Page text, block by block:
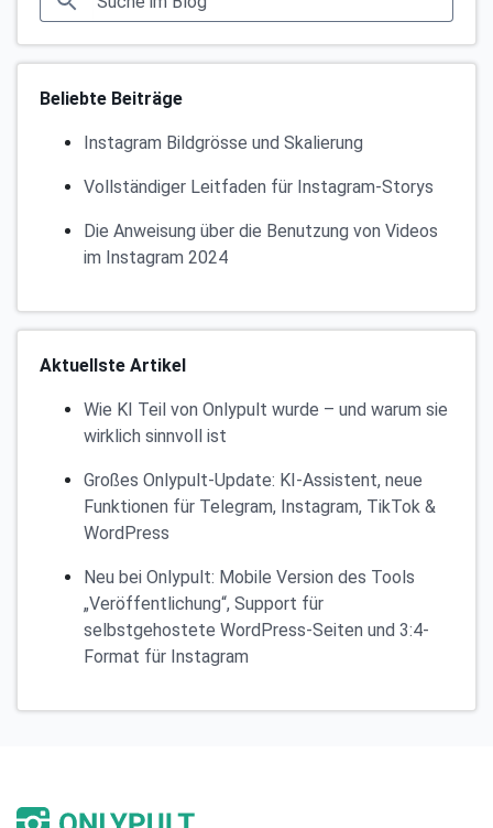
Beliebte Beiträge
Instagram Bildgrösse und Skalierung
Vollständiger Leitfaden für Instagram-Storys
Die Anweisung über die Benutzung von Videos
im Instagram 2024
Aktuellste Artikel
Wie KI Teil von Onlypult wurde – und warum sie
wirklich sinnvoll ist
Großes Onlypult-Update: KI-Assistent, neue
Funktionen für Telegram, Instagram, TikTok &
WordPress
Neu bei Onlypult: Mobile Version des Tools
„Veröffentlichung“, Support für
selbstgehostete WordPress-Seiten und 3:4-
Format für Instagram